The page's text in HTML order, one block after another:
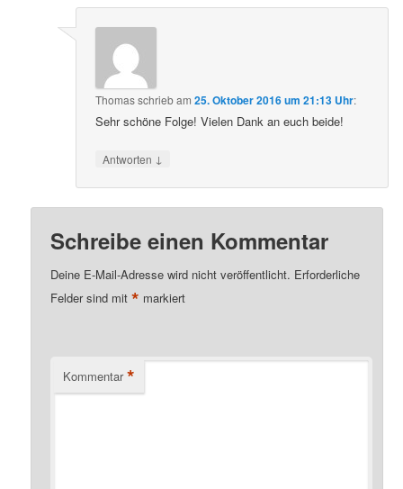
Thomasschriebam25. Oktober 2016 um 21:13 Uhr:
Sehr schöne Folge! Vielen Dank an euch beide!
Antworten ↓
Schreibe einen Kommentar
Deine E-Mail-Adresse wird nicht veröffentlicht. Erforderliche
Felder sind mit* markiert
Kommentar *